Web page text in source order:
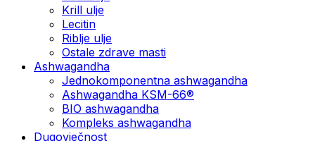
Krill ulje
Lecitin
Riblje ulje
Ostale zdrave masti
Ashwagandha
Jednokomponentna ashwagandha
Ashwagandha KSM-66®
BIO ashwagandha
Kompleks ashwagandha
Dugovječnost